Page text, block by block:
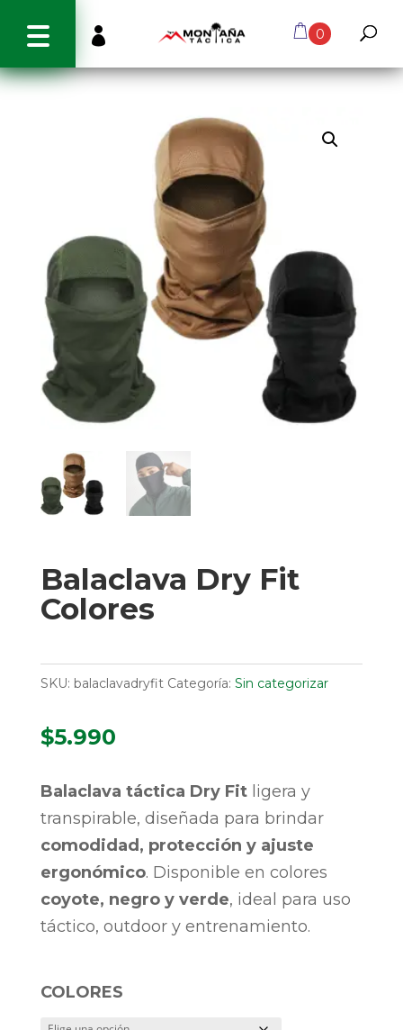
0

Balaclava Dry Fit
Colores
SKU: balaclavadryfit Categoría: Sin categorizar
$5.990
Balaclava táctica Dry Fitligera y
transpirable, diseñada para brindar
comodidad, protección y ajuste
ergonómico. Disponible en colores
coyote, negro y verde, ideal para uso
táctico, outdoor y entrenamiento.
COLORES